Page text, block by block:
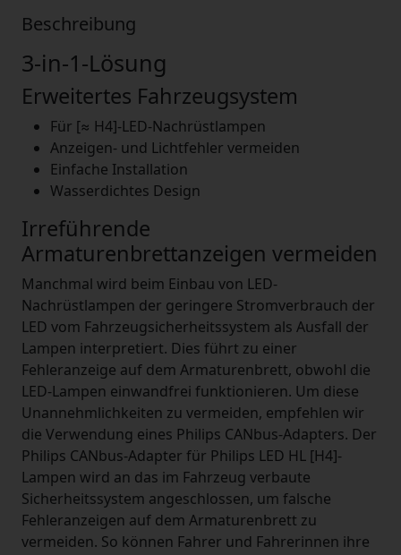
Beschreibung
3-in-1-Lösung
Erweitertes Fahrzeugsystem
Für [≈ H4]-LED-Nachrüstlampen
Anzeigen- und Lichtfehler vermeiden
Einfache Installation
Wasserdichtes Design
Irreführende
Armaturenbrettanzeigen vermeiden
Manchmal wird beim Einbau von LED-
Nachrüstlampen der geringere Stromverbrauch der
LED vom Fahrzeugsicherheitssystem als Ausfall der
Lampen interpretiert. Dies führt zu einer
Fehleranzeige auf dem Armaturenbrett, obwohl die
LED-Lampen einwandfrei funktionieren. Um diese
Unannehmlichkeiten zu vermeiden, empfehlen wir
die Verwendung eines Philips CANbus-Adapters. Der
Philips CANbus-Adapter für Philips LED HL [H4]-
Lampen wird an das im Fahrzeug verbaute
Sicherheitssystem angeschlossen, um falsche
Fehleranzeigen auf dem Armaturenbrett zu
vermeiden. So können Fahrer und Fahrerinnen ihre